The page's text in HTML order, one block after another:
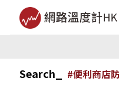
Search_ #便利商店